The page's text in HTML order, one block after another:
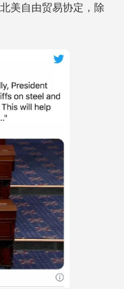
美自由贸易协定，除